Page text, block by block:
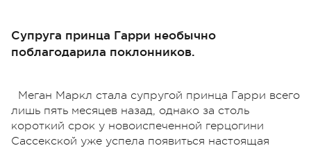
Супруга принца Гарри необычно
поблагодарила поклонников.
Меган Маркл стала супругой принца Гарри всего
лишь пять месяцев назад, однако за столь
короткий срок у новоиспеченной герцогини
Сассекской уже успела появиться настоящая